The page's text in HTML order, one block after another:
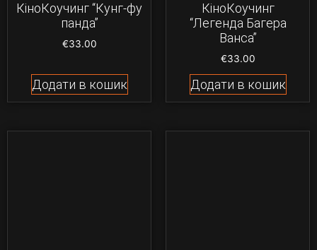
КіноКоучинг “Кунг-фу
панда”
€33.00
Додати в кошик
КіноКоучинг
“Легенда Багера
Ванса”
€33.00
Додати в кошик